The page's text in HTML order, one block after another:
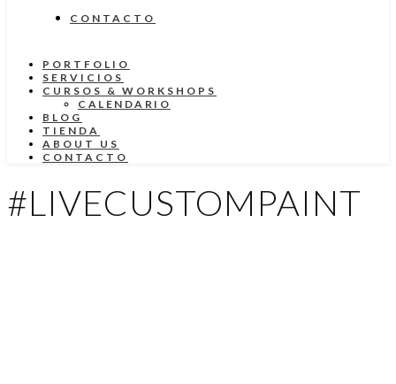
CONTACTO
PORTFOLIO
SERVICIOS
CURSOS & WORKSHOPS
CALENDARIO
BLOG
TIENDA
ABOUT US
CONTACTO
#LIVECUSTOMPAINT